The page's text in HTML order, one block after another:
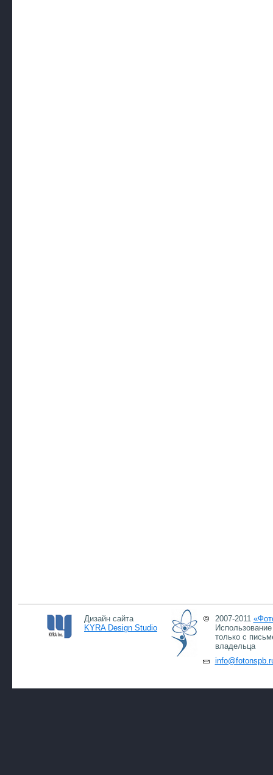
Дизайн сайта
KYRA Design Studio
2007-2011
только с
владельца